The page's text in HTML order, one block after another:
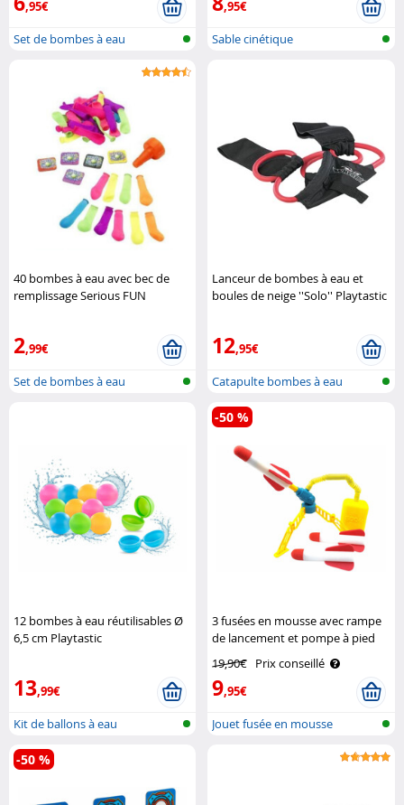
,95€
Set de bombes à eau
,95€
Sable cinétique
40 bombes à eau avec bec de
remplissage Serious FUN
2,99€
Set de bombes à eau
Lanceur de bombes à eau et
boules de neige ''Solo'' Playtastic
12,95€
Catapulte bombes à eau
12 bombes à eau réutilisables Ø
6,5 cm Playtastic
13,99€
Kit de ballons à eau
réutilisables
3 fusées en mousse avec rampe
de lancement et pompe à pied
19,90€ Prix conseillé
9,95€
-50 %
Jouet fusée en mousse
-50 %